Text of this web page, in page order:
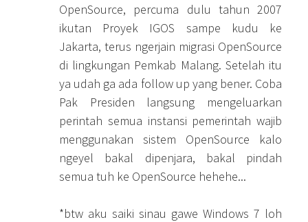
OpenSource, percuma dulu tahun 2007
ikutan Proyek IGOS sampe kudu ke
Jakarta, terus ngerjain migrasi OpenSource
di lingkungan Pemkab Malang. Setelah itu
ya udah ga ada follow up yang bener. Coba
Pak Presiden langsung mengeluarkan
perintah semua instansi pemerintah wajib
menggunakan sistem OpenSource kalo
ngeyel bakal dipenjara, bakal pindah
semua tuh ke OpenSource hehehe...
*btw aku saiki sinau gawe Windows 7 loh